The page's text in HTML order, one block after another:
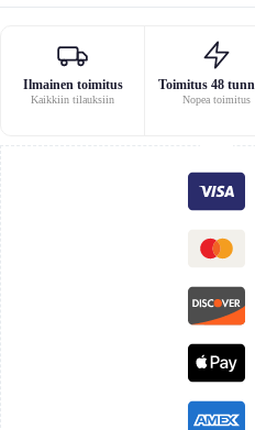
Ilmainen toimitus
Kaikkiin tilauksiin
Toimitus 48
Nopea toimitus